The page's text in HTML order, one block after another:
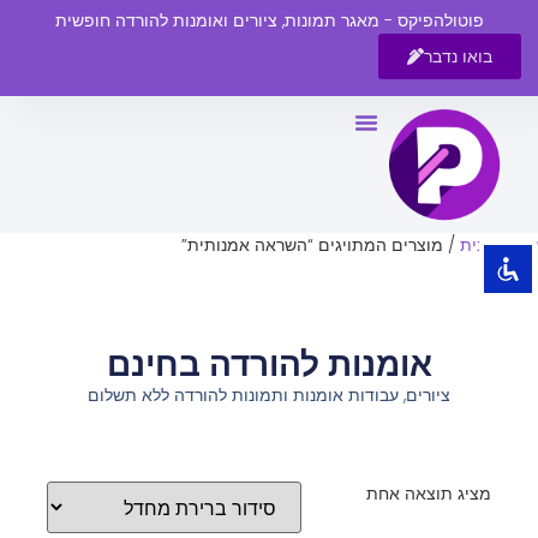
visibility_off השבת את ההבזקים
title סמן כותרות
צבע רקע
zoom_out
הקטנת גופן
הגדלת גופן
ניגודיות בהירה
פוטולהפיקס - מאגר תמונות, ציורים ואומנות להורדה חופשית
בואו נדבר
עמוד הבית / מוצרים המתויגים “השראה אמנותית”
אומנות להורדה בחינם
ציורים, עבודות אומנות ותמונות להורדה ללא תשלום
מציג תוצאה אחת